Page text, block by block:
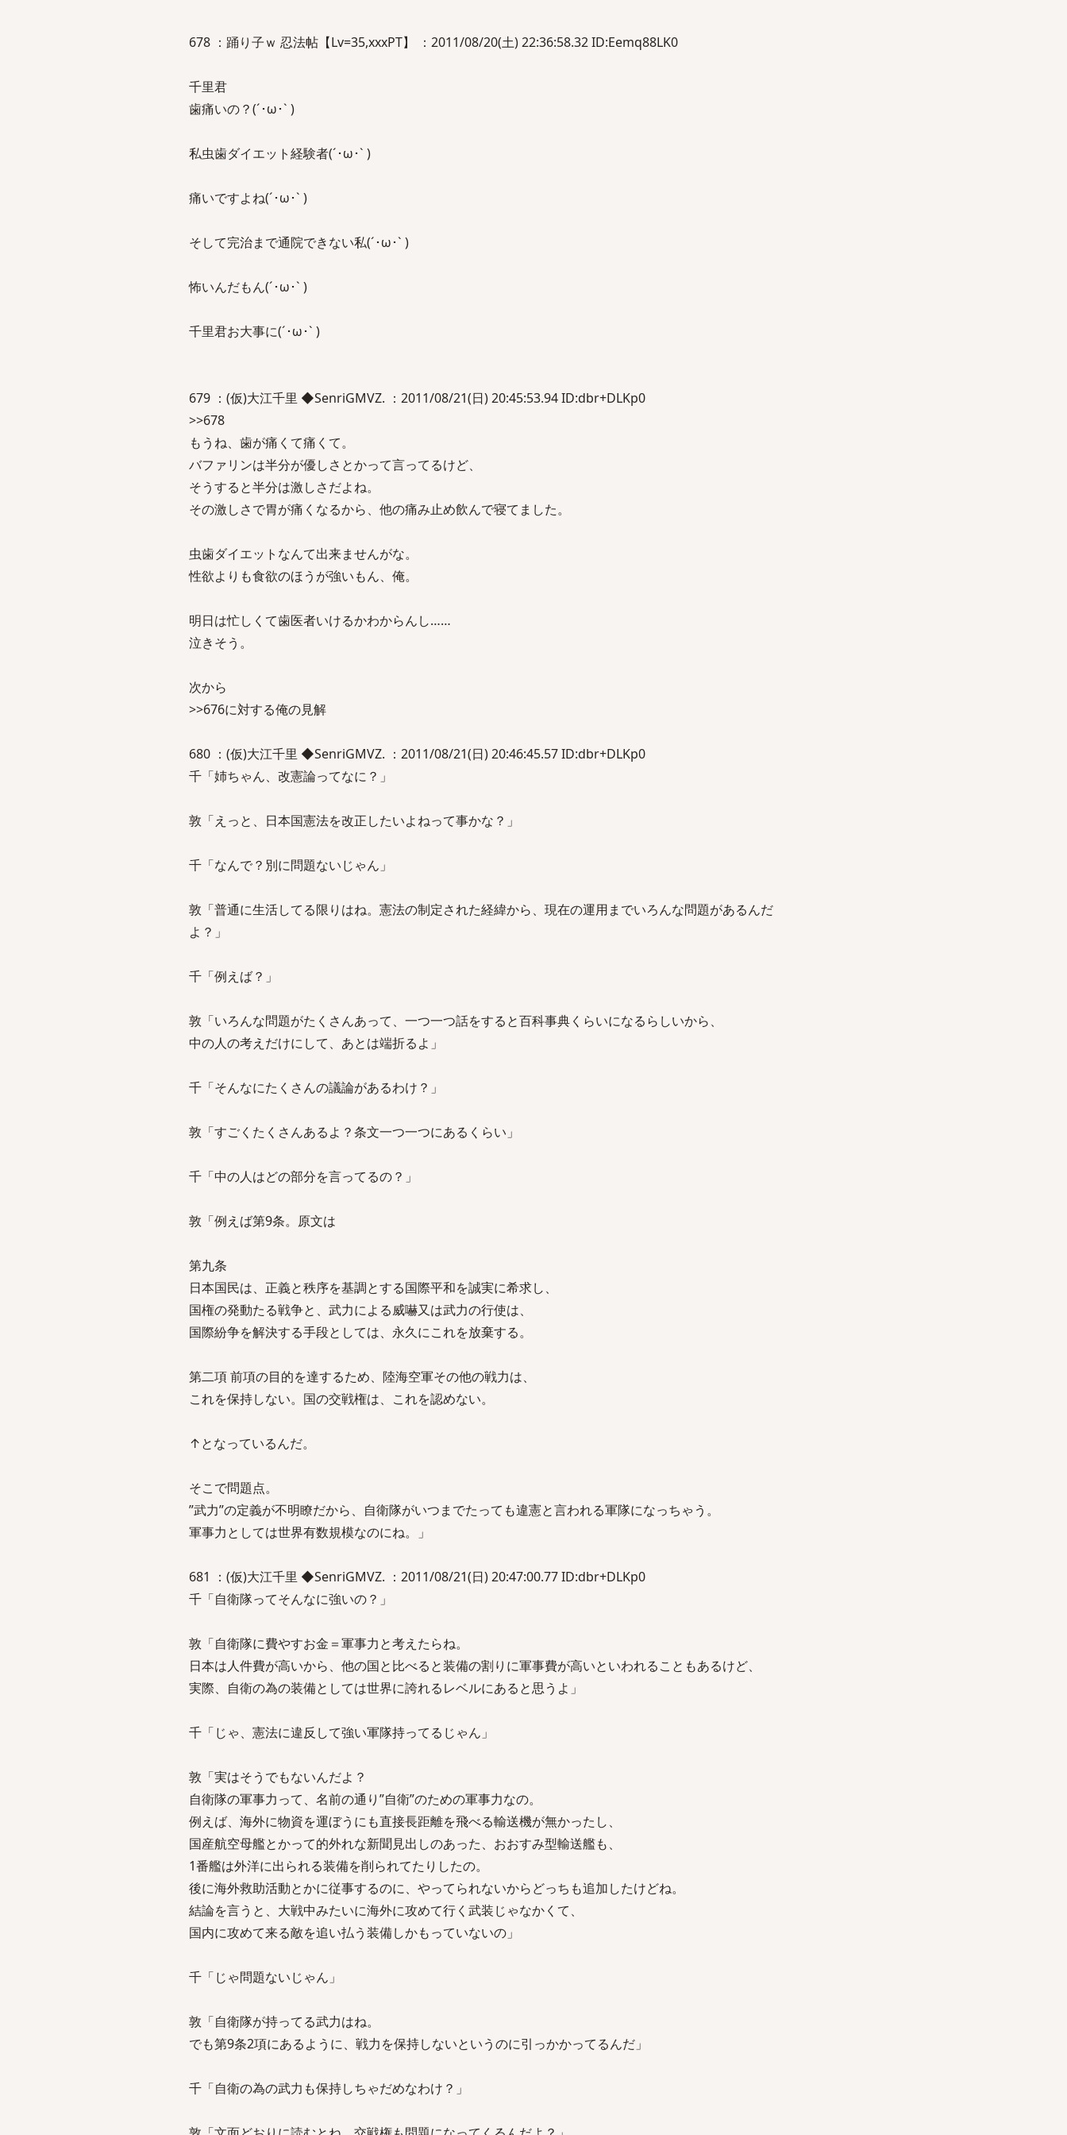
678 ：踊り子ｗ 忍法帖【Lv=35,xxxPT】 ：2011/08/20(土) 22:36:58.32 ID:Eemq88LK0
千里君
歯痛いの？(´･ω･` )
私虫歯ダイエット経験者(´･ω･` )
痛いですよね(´･ω･` )
そして完治まで通院できない私(´･ω･` )
怖いんだもん(´･ω･` )
千里君お大事に(´･ω･` )
679 ：(仮)大江千里 ◆SenriGMVZ. ：2011/08/21(日) 20:45:53.94 ID:dbr+DLKp0
>>678
もうね、歯が痛くて痛くて。
バファリンは半分が優しさとかって言ってるけど、
そうすると半分は激しさだよね。
その激しさで胃が痛くなるから、他の痛み止め飲んで寝てました。
虫歯ダイエットなんて出来ませんがな。
性欲よりも食欲のほうが強いもん、俺。
明日は忙しくて歯医者いけるかわからんし……
泣きそう。
次から
>>676に対する俺の見解
680 ：(仮)大江千里 ◆SenriGMVZ. ：2011/08/21(日) 20:46:45.57 ID:dbr+DLKp0
千「姉ちゃん、改憲論ってなに？」
敦「えっと、日本国憲法を改正したいよねって事かな？」
千「なんで？別に問題ないじゃん」
敦「普通に生活してる限りはね。憲法の制定された経緯から、現在の運用までいろんな問題があるんだ
よ？」
千「例えば？」
敦「いろんな問題がたくさんあって、一つ一つ話をすると百科事典くらいになるらしいから、
中の人の考えだけにして、あとは端折るよ」
千「そんなにたくさんの議論があるわけ？」
敦「すごくたくさんあるよ？条文一つ一つにあるくらい」
千「中の人はどの部分を言ってるの？」
敦「例えば第9条。原文は
第九条
日本国民は、正義と秩序を基調とする国際平和を誠実に希求し、
国権の発動たる戦争と、武力による威嚇又は武力の行使は、
国際紛争を解決する手段としては、永久にこれを放棄する。
第二項 前項の目的を達するため、陸海空軍その他の戦力は、
これを保持しない。国の交戦権は、これを認めない。
↑となっているんだ。
そこで問題点。
”武力”の定義が不明瞭だから、自衛隊がいつまでたっても違憲と言われる軍隊になっちゃう。
軍事力としては世界有数規模なのにね。」
681 ：(仮)大江千里 ◆SenriGMVZ. ：2011/08/21(日) 20:47:00.77 ID:dbr+DLKp0
千「自衛隊ってそんなに強いの？」
敦「自衛隊に費やすお金＝軍事力と考えたらね。
日本は人件費が高いから、他の国と比べると装備の割りに軍事費が高いといわれることもあるけど、
実際、自衛の為の装備としては世界に誇れるレベルにあると思うよ」
千「じゃ、憲法に違反して強い軍隊持ってるじゃん」
敦「実はそうでもないんだよ？
自衛隊の軍事力って、名前の通り”自衛”のための軍事力なの。
例えば、海外に物資を運ぼうにも直接長距離を飛べる輸送機が無かったし、
国産航空母艦とかって的外れな新聞見出しのあった、おおすみ型輸送艦も、
1番艦は外洋に出られる装備を削られてたりしたの。
後に海外救助活動とかに従事するのに、やってられないからどっちも追加したけどね。
結論を言うと、大戦中みたいに海外に攻めて行く武装じゃなかくて、
国内に攻めて来る敵を追い払う装備しかもっていないの」
千「じゃ問題ないじゃん」
敦「自衛隊が持ってる武力はね。
でも第9条2項にあるように、戦力を保持しないというのに引っかかってるんだ」
千「自衛の為の武力も保持しちゃだめなわけ？」